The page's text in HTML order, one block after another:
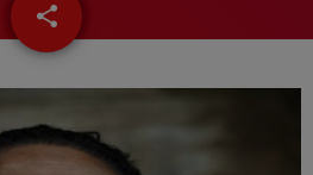
share
email